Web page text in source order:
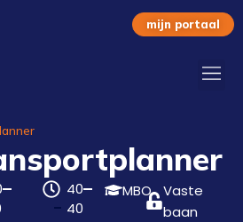
mijn portaal
40
40
MBO
Vaste
baan